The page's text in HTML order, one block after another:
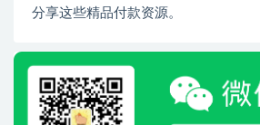
分享这些精品付款资源。